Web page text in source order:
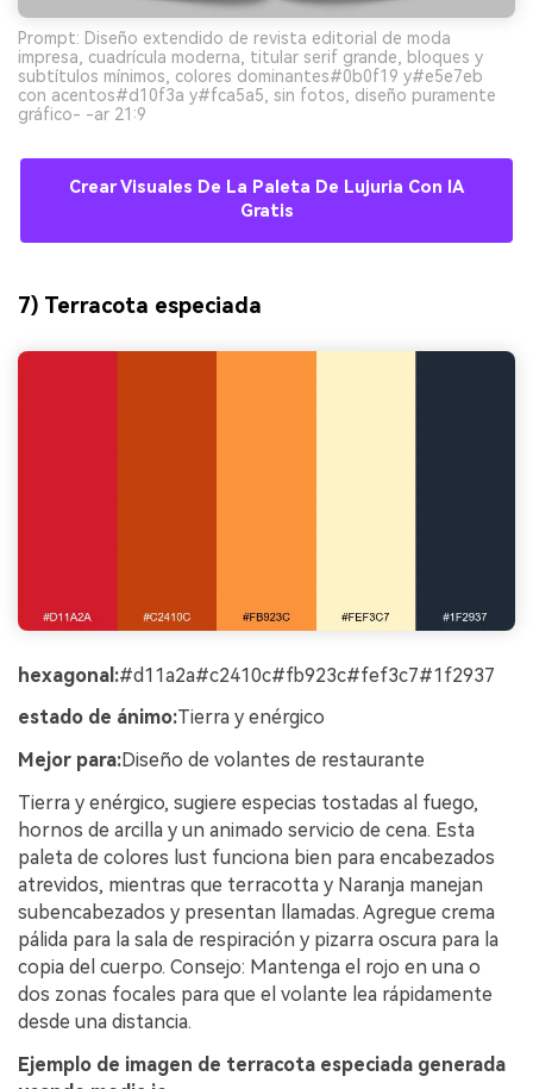
Prompt: Diseño extendido de revista editorial de moda
impresa, cuadrícula moderna, titular serif grande, bloques y
subtítulos mínimos, colores dominantes#0b0f19 y#e5e7eb
con acentos#d10f3a y#fca5a5, sin fotos, diseño puramente
gráfico- -ar 21:9
Crear Visuales De La Paleta De Lujuria Con IA
Gratis
7) Terracota especiada
hexagonal:#d11a2a#c2410c#fb923c#fef3c7#1f2937
estado de ánimo:Tierra y enérgico
Mejor para:Diseño de volantes de restaurante
Tierra y enérgico, sugiere especias tostadas al fuego,
hornos de arcilla y un animado servicio de cena. Esta
paleta de colores lust funciona bien para encabezados
atrevidos, mientras que terracotta y Naranja manejan
subencabezados y presentan llamadas. Agregue crema
pálida para la sala de respiración y pizarra oscura para la
copia del cuerpo. Consejo: Mantenga el rojo en una o
dos zonas focales para que el volante lea rápidamente
desde una distancia.
Ejemplo de imagen de terracota especiada generada